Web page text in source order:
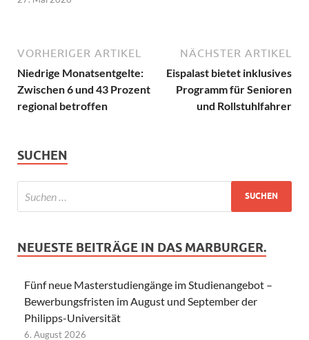
VORHERIGER ARTIKEL
Niedrige Monatsentgelte:
Zwischen 6 und 43 Prozent
regional betroffen
NÄCHSTER ARTIKEL
Eispalast bietet inklusives
Programm für Senioren
und Rollstuhlfahrer
SUCHEN
NEUESTE BEITRÄGE IN DAS MARBURGER.
Fünf neue Masterstudiengänge im Studienangebot –
Bewerbungsfristen im August und September der
Philipps-Universität
6. August 2026